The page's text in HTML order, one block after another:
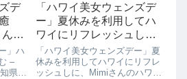
デ
の
」ハ
–
県名
「ハワイ美女ウェンズデ
ー」夏休みを利用してハ
ワイにリフレッシュし
に、Mimiさんのハワイ旅
「ハワイ美女ウェンズデー」夏
休みを利用してハワイにリフレ
ッシュしに、Mimiさんのハワイ